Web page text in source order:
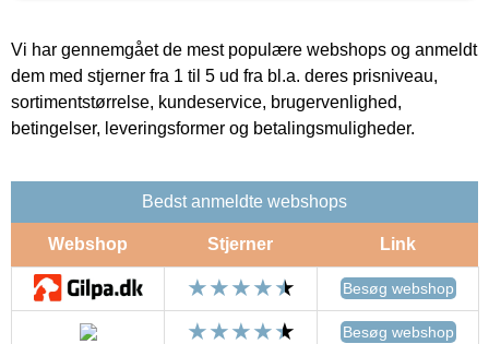
Vi har gennemgået de mest populære webshops og anmeldt
dem med stjerner fra 1 til 5 ud fra bl.a. deres prisniveau,
sortimentstørrelse, kundeservice, brugervenlighed,
betingelser, leveringsformer og betalingsmuligheder.
Bedst anmeldte webshops
Webshop Stjerner Link
Besøg webshop
Besøg webshop